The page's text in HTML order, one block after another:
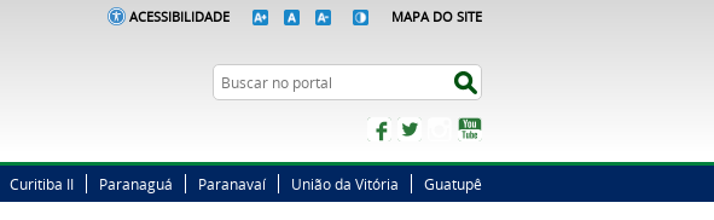
ACESSIBILIDADE MAPA DO SITE
Busca
FacebookTwitterInstagram
Curitiba II Paranaguá Paranavaí União da Vitória Guatupê